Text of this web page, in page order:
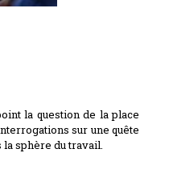
la question de la place
sur une quête
sphère du travail.